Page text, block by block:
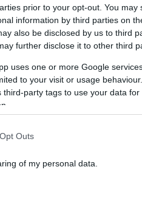
prior to your opt-out. You
information by third parties on
also be disclosed by us to third
further disclose it to other third
uses one or more Google
to your visit or usage
party tags to use your data
Outs
of my personal data.